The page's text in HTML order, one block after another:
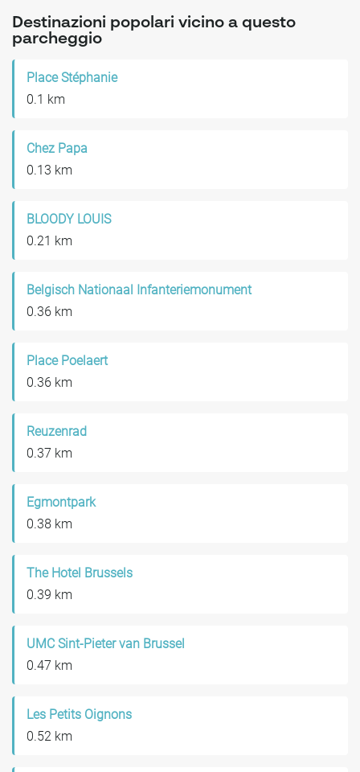
Destinazioni popolari vicino a questo
parcheggio
Place Stéphanie
0.1 km
Chez Papa
0.13 km
BLOODY LOUIS
0.21 km
Belgisch Nationaal Infanteriemonument
0.36 km
Place Poelaert
0.36 km
Reuzenrad
0.37 km
Egmontpark
0.38 km
The Hotel Brussels
0.39 km
UMC Sint-Pieter van Brussel
0.47 km
Les Petits Oignons
0.52 km